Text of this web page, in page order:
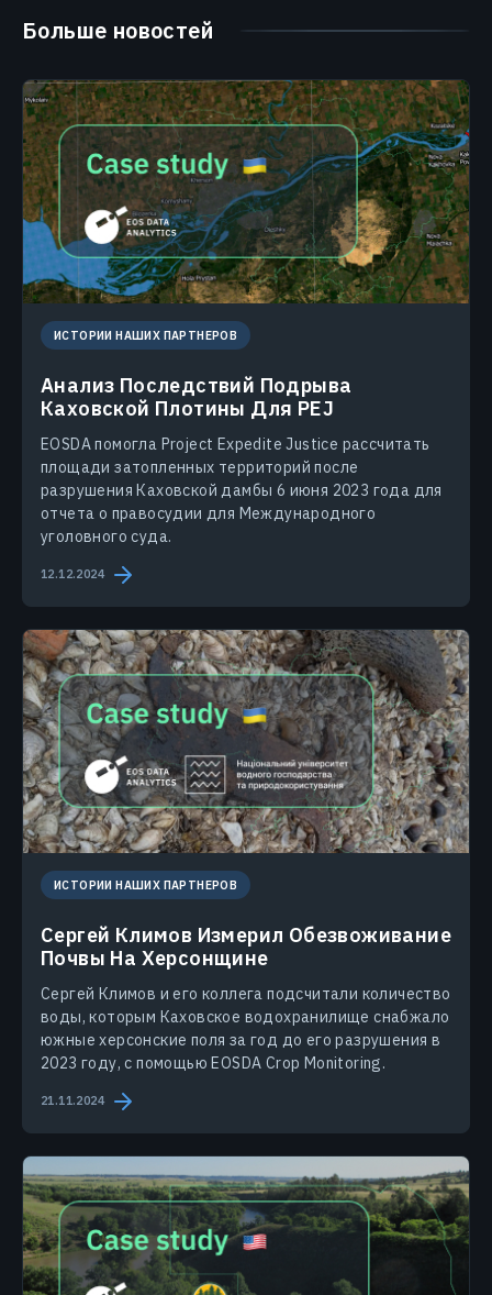
Больше новостей
ИСТОРИИ НАШИХ ПАРТНЕРОВ
Анализ Последствий Подрыва
Каховской Плотины Для PEJ
EOSDA помогла Project Expedite Justice рассчитать
площади затопленных территорий после
разрушения Каховской дамбы 6 июня 2023 года для
отчета о правосудии для Международного
уголовного суда.
12.12.2024
ИСТОРИИ НАШИХ ПАРТНЕРОВ
Сергей Климов Измерил Обезвоживание
Почвы На Херсонщине
Сергей Климов и его коллега подсчитали количество
воды, которым Каховское водохранилище снабжало
южные херсонские поля за год до его разрушения в
2023 году, с помощью EOSDA Crop Monitoring.
21.11.2024